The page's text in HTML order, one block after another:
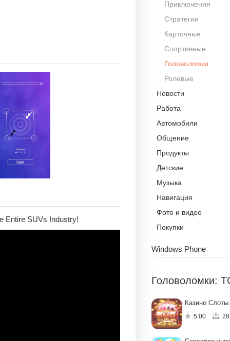
Entire SUVs Industry!
Приключения
Стратегии
Карточные
Спортивные
Головоломки
Ролевые
Новости
Работа
Автомобили
Общение
Продукты
Детские
Музыка
Навигация
Фото и видео
Покупки
Windows Phone
Головоломки:
Казино Слоты
5.00 28